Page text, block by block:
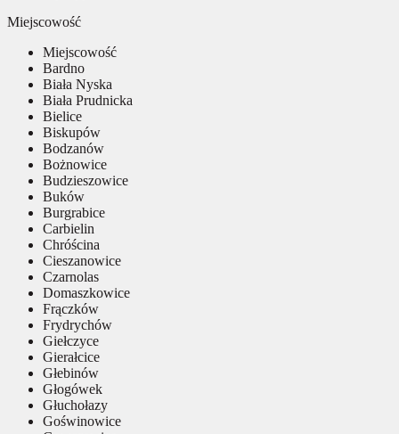
Miejscowość
Miejscowość
Bardno
Biała Nyska
Biała Prudnicka
Bielice
Biskupów
Bodzanów
Bożnowice
Budzieszowice
Buków
Burgrabice
Carbielin
Chróścina
Cieszanowice
Czarnolas
Domaszkowice
Frączków
Frydrychów
Giełczyce
Gierałcice
Głebinów
Głogówek
Głuchołazy
Goświnowice